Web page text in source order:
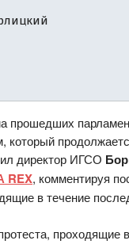
прошедших
который
директор ИГСО
REX, комментируя
в течение
проходящие